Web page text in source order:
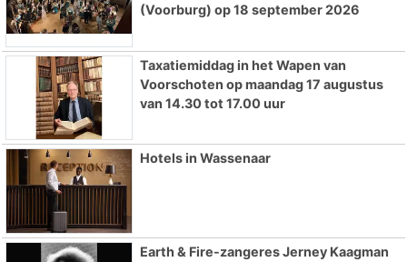
(Voorburg) op 18 september 2026
Taxatiemiddag in het Wapen van
Voorschoten op maandag 17 augustus
van 14.30 tot 17.00 uur
Hotels in Wassenaar
Earth & Fire-zangeres Jerney Kaagman